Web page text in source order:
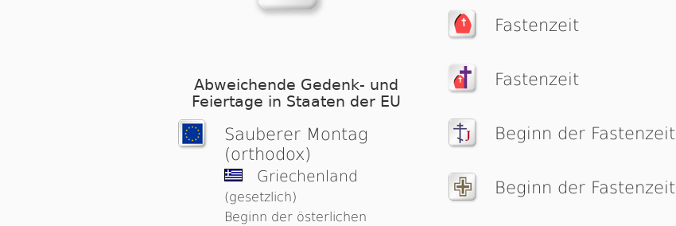
Abweichende Gedenk- und
Feiertage in Staaten der EU
Sauberer Montag
(orthodox)
Griechenland
(gesetzlich)
Beginn der österlichen
Fastenzeit
Fastenzeit
Beginn der Fastenzeit
Beginn der Fastenzeit